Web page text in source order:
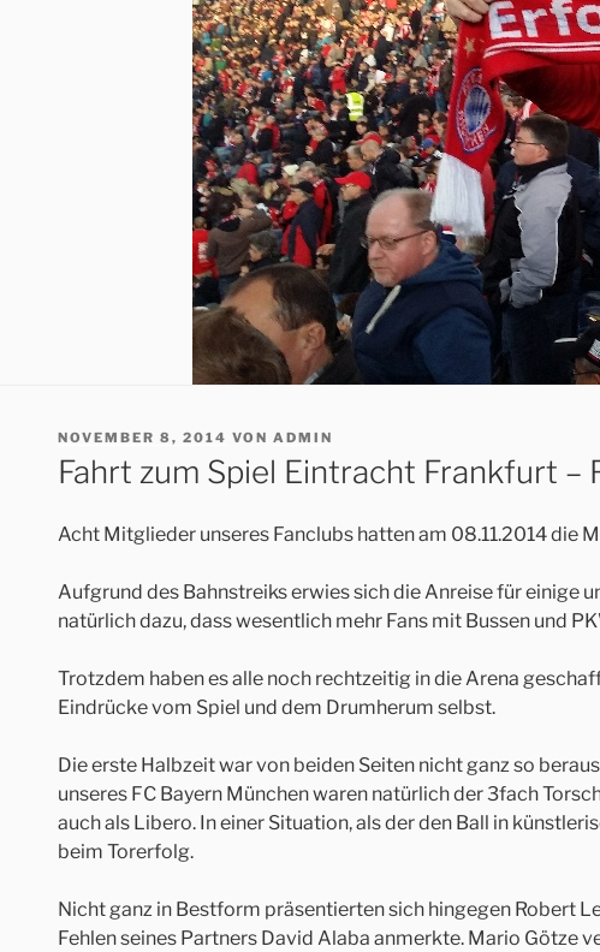
VERÖFFENTLICHT
AM
NOVEMBER 8, 2014 VON ADMIN
Fahrt zum Spiel Eintracht Frankfurt –
Acht Mitglieder unseres Fanclubs hatten am 08.11.2014 die
Aufgrund des Bahnstreiks erwies sich die Anreise für einige
natürlich dazu, dass wesentlich mehr Fans mit Bussen und
Trotzdem haben es alle noch rechtzeitig in die Arena
Eindrücke vom Spiel und dem Drumherum selbst.
Die erste Halbzeit war von beiden Seiten nicht ganz so
unseres FC Bayern München waren natürlich der 3fach
auch als Libero. In einer Situation, als der den Ball in
beim Torerfolg.
Nicht ganz in Bestform präsentierten sich hingegen Robert
Fehlen seines Partners David Alaba anmerkte. Mario Götze